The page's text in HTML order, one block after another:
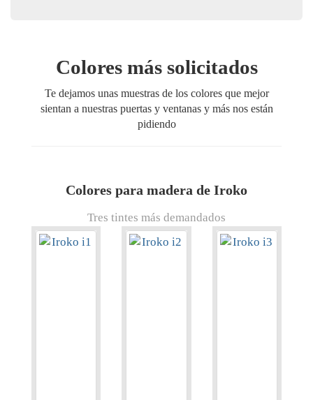
Colores más solicitados
Te dejamos unas muestras de los colores que mejor
sientan a nuestras puertas y ventanas y más nos están
pidiendo
Colores para madera de Iroko
Tres tintes más demandados